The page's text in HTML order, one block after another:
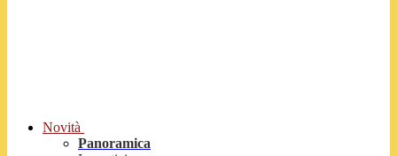
Novità
Panoramica